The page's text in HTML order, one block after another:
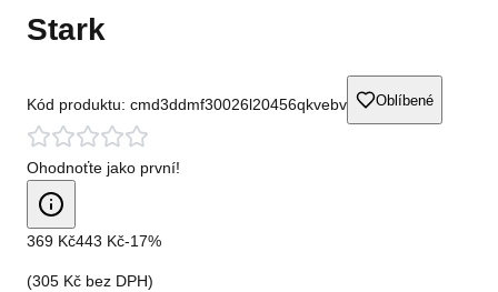
Stark
Kód produktu: cmd3ddmf30026l20456qkvebv Oblíbené
Ohodnoťte jako první!
369 Kč443 Kč-17%
(305 Kč bez DPH)